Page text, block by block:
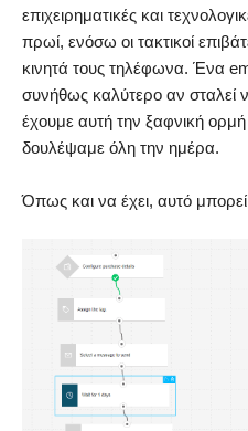
επιχειρηματικές και
πρωί, ενόσω οι τακτικοί
κινητά τους τηλέφωνα. Ένα
συνήθως καλύτερο αν σταλεί
έχουμε αυτή την ξαφνική
δουλέψαμε όλη την ημέρα.
Όπως και να έχει, αυτό